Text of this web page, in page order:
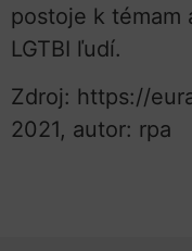
postoje k témam
LGTBI ľudí.
Zdroj: https://
2021, autor: rpa